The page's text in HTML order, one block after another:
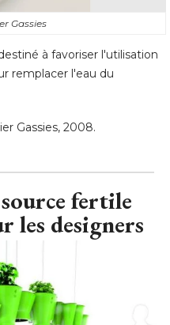
Gassies
à favoriser l'utilisation
remplacer l'eau du
Gassies, 2008.
fertile
les designers